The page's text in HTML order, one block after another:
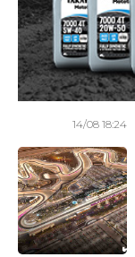
14/08 18:24